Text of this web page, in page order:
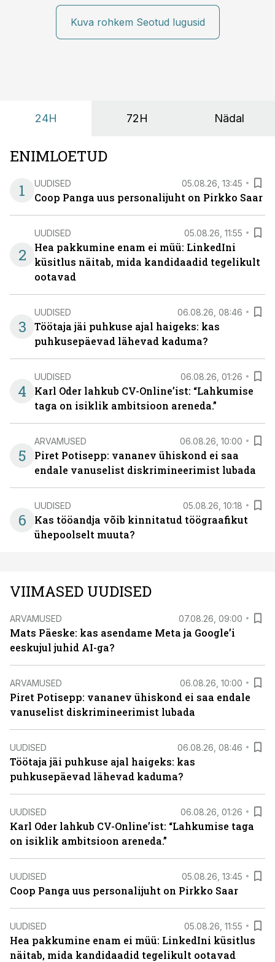
kiiresti edasi liikuda hinnapakkumist ootamata.
Kuva rohkem Seotud lugusid
24H 72H Nädal
ENIMLOETUD
1
UUDISED 05.08.26, 13:45
Coop Panga uus personalijuht on Pirkko Saar
2
UUDISED 05.08.26, 11:55
Hea pakkumine enam ei müü: LinkedIni
küsitlus näitab, mida kandidaadid tegelikult
ootavad
3
UUDISED 06.08.26, 08:46
Töötaja jäi puhkuse ajal haigeks: kas
puhkusepäevad lähevad kaduma?
4
UUDISED 06.08.26, 01:26
Karl Oder lahkub CV-Online’ist: “Lahkumise
taga on isiklik ambitsioon areneda.”
5
ARVAMUSED 06.08.26, 10:00
Piret Potisepp: vananev ühiskond ei saa
endale vanuselist diskrimineerimist lubada
6
UUDISED 05.08.26, 10:18
Kas tööandja võib kinnitatud töögraafikut
ühepoolselt muuta?
VIIMASED UUDISED
ARVAMUSED 07.08.26, 09:00
Mats Päeske: kas asendame Meta ja Google’i
eeskujul juhid AI-ga?
ARVAMUSED 06.08.26, 10:00
Piret Potisepp: vananev ühiskond ei saa endale
vanuselist diskrimineerimist lubada
UUDISED 06.08.26, 08:46
Töötaja jäi puhkuse ajal haigeks: kas
puhkusepäevad lähevad kaduma?
UUDISED 06.08.26, 01:26
Karl Oder lahkub CV-Online’ist: “Lahkumise taga
on isiklik ambitsioon areneda.”
UUDISED 05.08.26, 13:45
Coop Panga uus personalijuht on Pirkko Saar
UUDISED 05.08.26, 11:55
Hea pakkumine enam ei müü: LinkedIni küsitlus
näitab, mida kandidaadid tegelikult ootavad